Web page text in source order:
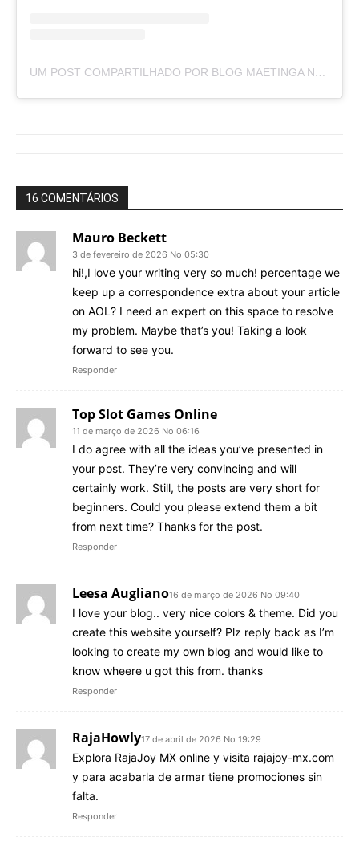
UM POST COMPARTILHADO POR BLOG MAETINGA NOTÍCIAS (@BLOGMAETINGANOTICIAS)
16 COMENTÁRIOS
Mauro Beckett
3 de fevereiro de 2026 No 05:30
hi!,I love your writing very so much! percentage we
keep up a correspondence extra about your article
on AOL? I need an expert on this space to resolve
my problem. Maybe that’s you! Taking a look
forward to see you.
Responder
Top Slot Games Online
11 de março de 2026 No 06:16
I do agree with all the ideas you’ve presented in
your post. They’re very convincing and will
certainly work. Still, the posts are very short for
beginners. Could you please extend them a bit
from next time? Thanks for the post.
Responder
Leesa Augliano16 de março de 2026 No 09:40
I love your blog.. very nice colors & theme. Did you
create this website yourself? Plz reply back as I’m
looking to create my own blog and would like to
know wheere u got this from. thanks
Responder
RajaHowly17 de abril de 2026 No 19:29
Explora RajaJoy MX online y visita rajajoy-mx.com
y para acabarla de armar tiene promociones sin
falta.
Responder